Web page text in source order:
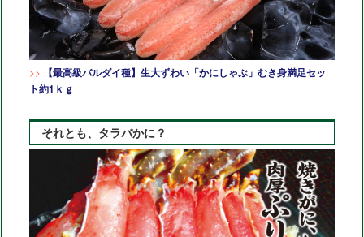
>>
【最高級バルダイ種】生大ずわい「かにしゃぶ」むき身満足セッ
ト約1ｋｇ
それとも、タラバかに？